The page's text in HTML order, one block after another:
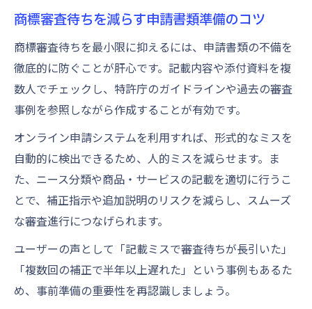
商標審査待ちを減らす申請書類準備のコツ
商標審査待ちを最小限に抑えるには、申請書類の不備を
徹底的に防ぐことが肝心です。記載内容や添付資料を複
数人でチェックし、特許庁のガイドラインや過去の審査
事例を参照しながら作成することが有効です。
オンライン申請システムを利用すれば、形式的なミスを
自動的に検出できるため、人的ミスを減らせます。ま
た、ニース分類や商品・サービスの記載を適切に行うこ
とで、補正指示や追加説明のリスクを減らし、スムーズ
な審査進行につなげられます。
ユーザーの声として「記載ミスで審査待ちが長引いた」
「複数回の補正で半年以上遅れた」という事例もあるた
め、事前準備の重要性を再認識しましょう。